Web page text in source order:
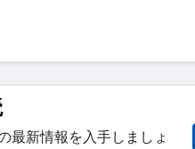
最新情報を入手しましょ